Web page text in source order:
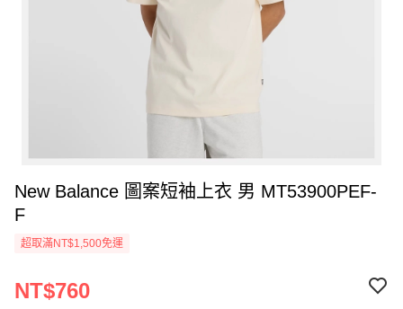
New Balance 圖案短袖上衣 男 MT53900PEF-
F
超取滿NT$1,500免運
NT$760